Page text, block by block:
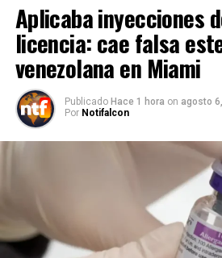
Aplicaba inyecciones
licencia: cae falsa
venezolana en Miami
Publicado Hace 1 hora on agosto
Por Notifalcon